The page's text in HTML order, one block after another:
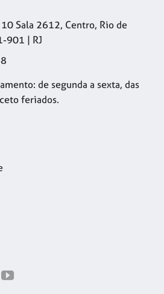
Sala 2612, Centro, Rio de
901 | RJ
de segunda a sexta, das
feriados.